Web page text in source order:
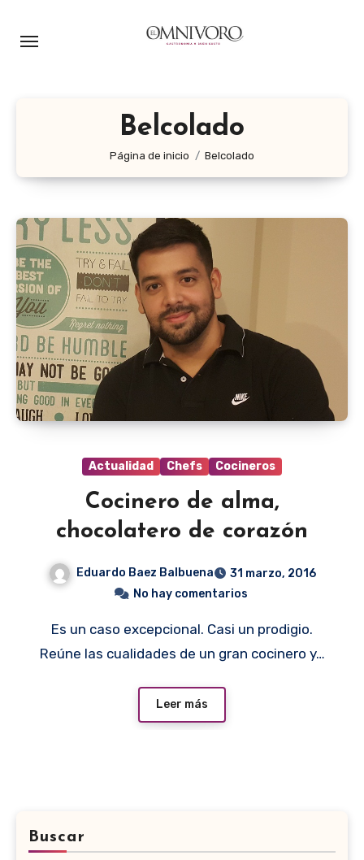
Belcolado
Página de inicio Belcolado
Actualidad Chefs Cocineros
Cocinero de alma,
chocolatero de corazón
Eduardo Baez Balbuena
31 marzo, 2016
No hay comentarios
Es un caso excepcional. Casi un prodigio.
Reúne las cualidades de un gran cocinero y…
Leer más
Buscar